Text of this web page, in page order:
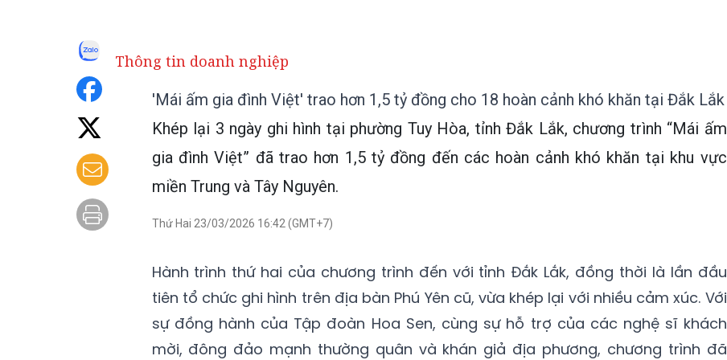
Thông tin doanh nghiệp
'Mái ấm gia đình Việt' trao hơn 1,5 tỷ đồng cho 18 hoàn cảnh khó khăn tại Đắk Lắk
Khép lại 3 ngày ghi hình tại phường Tuy Hòa, tỉnh Đắk Lắk, chương trình “Mái ấm
gia đình Việt” đã trao hơn 1,5 tỷ đồng đến các hoàn cảnh khó khăn tại khu vực
miền Trung và Tây Nguyên.
Thứ Hai 23/03/2026 16:42 (GMT+7)
Hành trình thứ hai của chương trình đến với tỉnh Đắk Lắk, đồng thời là lần đầu
tiên tổ chức ghi hình trên địa bàn Phú Yên cũ, vừa khép lại với nhiều cảm xúc. Với
sự đồng hành của Tập đoàn Hoa Sen, cùng sự hỗ trợ của các nghệ sĩ khách
mời, đông đảo mạnh thường quân và khán giả địa phương, chương trình đã